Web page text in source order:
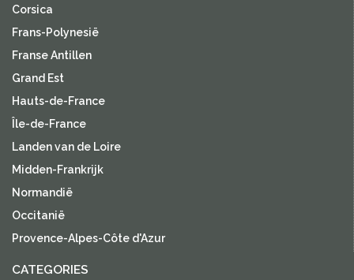
Corsica
Frans-Polynesië
Franse Antillen
Grand Est
Hauts-de-France
Île-de-France
Landen van de Loire
Midden-Frankrijk
Normandië
Occitanië
Provence-Alpes-Côte d'Azur
CATEGORIES